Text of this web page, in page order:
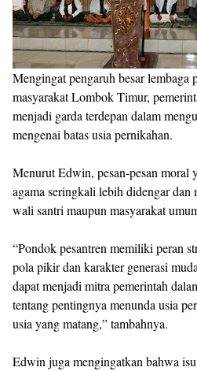
Mengingat pengaruh besar lembaga
masyarakat Lombok Timur,
menjadi garda terdepan dalam
mengenai batas usia pernikahan.
Menurut Edwin, pesan-pesan moral
agama seringkali lebih didengar dan
wali santri maupun masyarakat
“Pondok pesantren memiliki peran
pola pikir dan karakter generasi
dapat menjadi mitra pemerintah
tentang pentingnya menunda usia
usia yang matang,” tambahnya.
Edwin juga mengingatkan bahwa